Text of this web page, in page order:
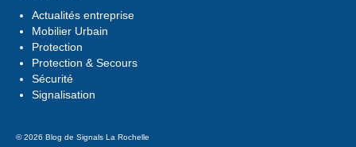
Actualités entreprise
Mobilier Urbain
Protection
Protection & Secours
Sécurité
Signalisation
© 2026 Blog de Signals La Rochelle